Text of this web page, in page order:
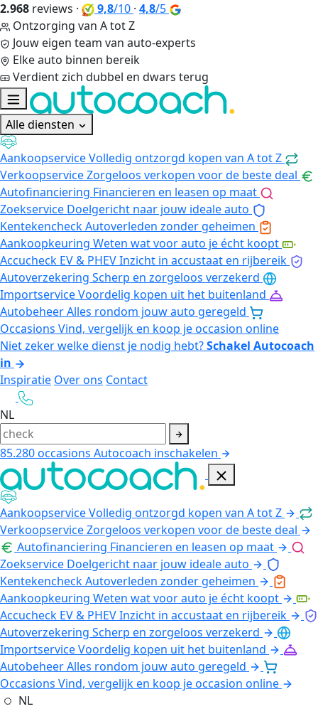
2.968 reviews · 9,8/10 · 4,8/5
Ontzorging van A tot Z
Jouw eigen team van auto-experts
Elke auto binnen bereik
Verdient zich dubbel en dwars terug
Alle diensten
AankoopserviceVolledig ontzorgd kopen van A tot Z
VerkoopserviceZorgeloos verkopen voor de beste deal
Autofinanciering Financieren en leasen op maat
Zoekservice Doelgericht naar jouw ideale auto
KentekencheckAutoverleden zonder geheimen
Aankoopkeuring Weten wat voor auto je écht koopt
Accucheck EV & PHEVInzicht in accustaat en rijbereik
Autoverzekering Scherp en zorgeloos verzekerd
ImportserviceVoordelig kopen uit het buitenland
AutobeheerAlles rondom jouw auto geregeld
Occasions Vind, vergelijk en koop je occasion online
Niet zeker welke dienst je nodig hebt?Schakel Autocoach
in
Inspiratie Over ons Contact
NL
85.280occasions Autocoach inschakelen
AankoopserviceVolledig ontzorgd kopen van A tot Z
VerkoopserviceZorgeloos verkopen voor de beste deal
Autofinanciering Financieren en leasen op maat
Zoekservice Doelgericht naar jouw ideale auto
KentekencheckAutoverleden zonder geheimen
Aankoopkeuring Weten wat voor auto je écht koopt
Accucheck EV & PHEVInzicht in accustaat en rijbereik
Autoverzekering Scherp en zorgeloos verzekerd
ImportserviceVoordelig kopen uit het buitenland
AutobeheerAlles rondom jouw auto geregeld
Occasions Vind, vergelijk en koop je occasion online
NL